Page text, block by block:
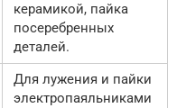
керамикой, пайка
посеребренных
деталей.
Для лужения и пайки
электропаяльниками